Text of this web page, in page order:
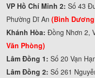
VP Hồ Chí Minh 2: Số 43
Phường Dĩ An (Bình
Khánh Hòa:Đồng Nhơn 2,
Văn Phòng)
Lâm Đồng 1:Số 20 Vạn
Lâm Đồng 2:Số 261